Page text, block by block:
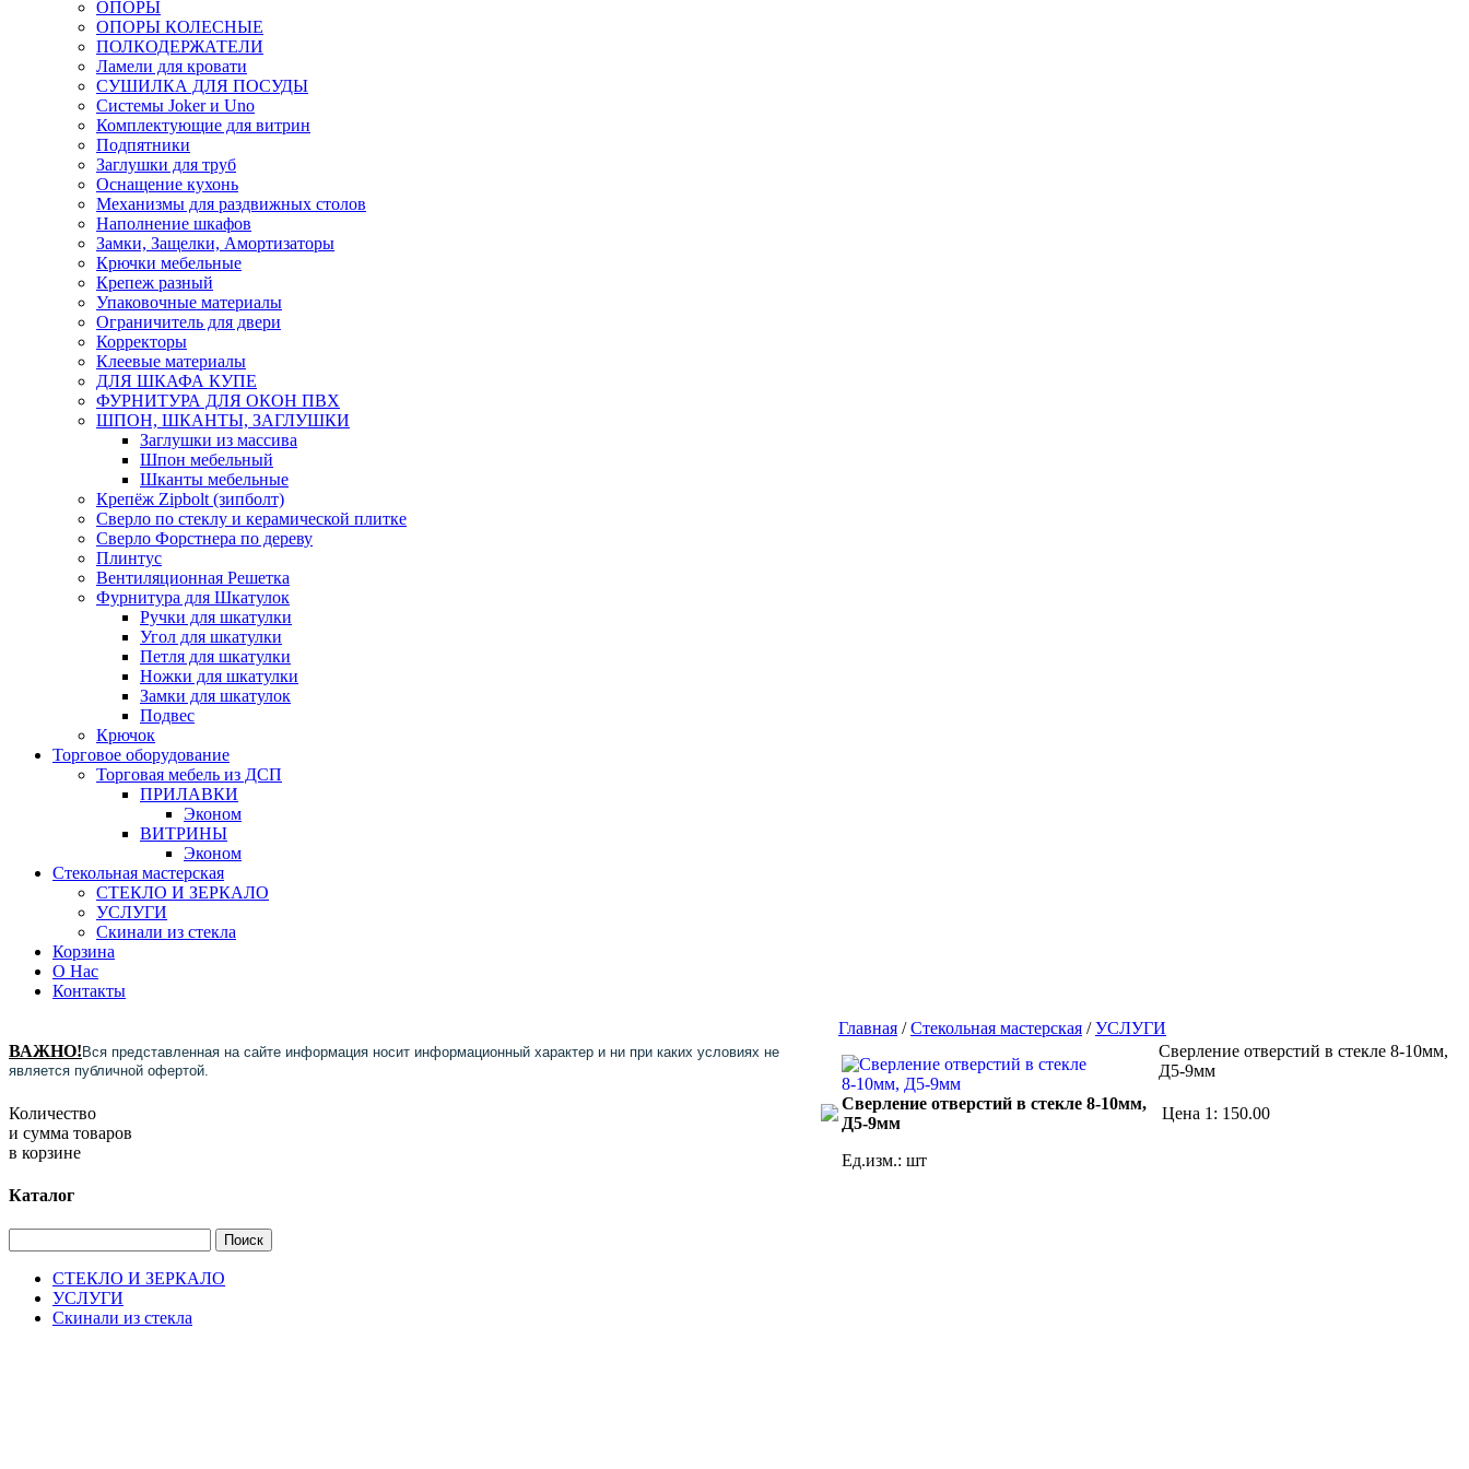
ОПОРЫ
ОПОРЫ КОЛЕСНЫЕ
ПОЛКОДЕРЖАТЕЛИ
Ламели для кровати
СУШИЛКА ДЛЯ ПОСУДЫ
Системы Joker и Uno
Комплектующие для витрин
Подпятники
Заглушки для труб
Оснащение кухонь
Механизмы для раздвижных столов
Наполнение шкафов
Замки, Защелки, Амортизаторы
Крючки мебельные
Крепеж разный
Упаковочные материалы
Ограничитель для двери
Корректоры
Клеевые материалы
ДЛЯ ШКАФА КУПЕ
ФУРНИТУРА ДЛЯ ОКОН ПВХ
ШПОН, ШКАНТЫ, ЗАГЛУШКИ
Заглушки из массива
Шпон мебельный
Шканты мебельные
Крепёж Zipbolt (зипболт)
Сверло по стеклу и керамической плитке
Сверло Форстнера по дереву
Плинтус
Вентиляционная Решетка
Фурнитура для Шкатулок
Ручки для шкатулки
Угол для шкатулки
Петля для шкатулки
Ножки для шкатулки
Замки для шкатулок
Подвес
Крючок
Торговое оборудование
Торговая мебель из ДСП
ПРИЛАВКИ
Эконом
ВИТРИНЫ
Эконом
Стекольная мастерская
СТЕКЛО И ЗЕРКАЛО
УСЛУГИ
Скинали из стекла
Корзина
О Нас
Контакты
ВАЖНО! Вся представленная на сайте информация носит информационный характер и ни при каких условиях не
является публичной офертой.
Количество
и сумма товаров
в корзине
Каталог
СТЕКЛО И ЗЕРКАЛО
УСЛУГИ
Скинали из стекла
Главная /Стекольная мастерская /УСЛУГИ
Сверление отверстий в стекле 8-10мм,
Д5-9мм
Сверление отверстий в стекле 8-10мм,
Д5-9мм
Цена 1: 150.00
Ед.изм.: шт